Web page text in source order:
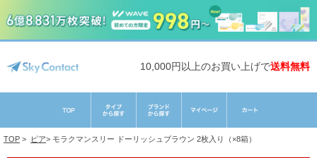
10,000円以上のお買い上げで送料無料
TOP > ピア> モラクマンスリー ドーリッシュブラウン 2枚入り（×8箱）